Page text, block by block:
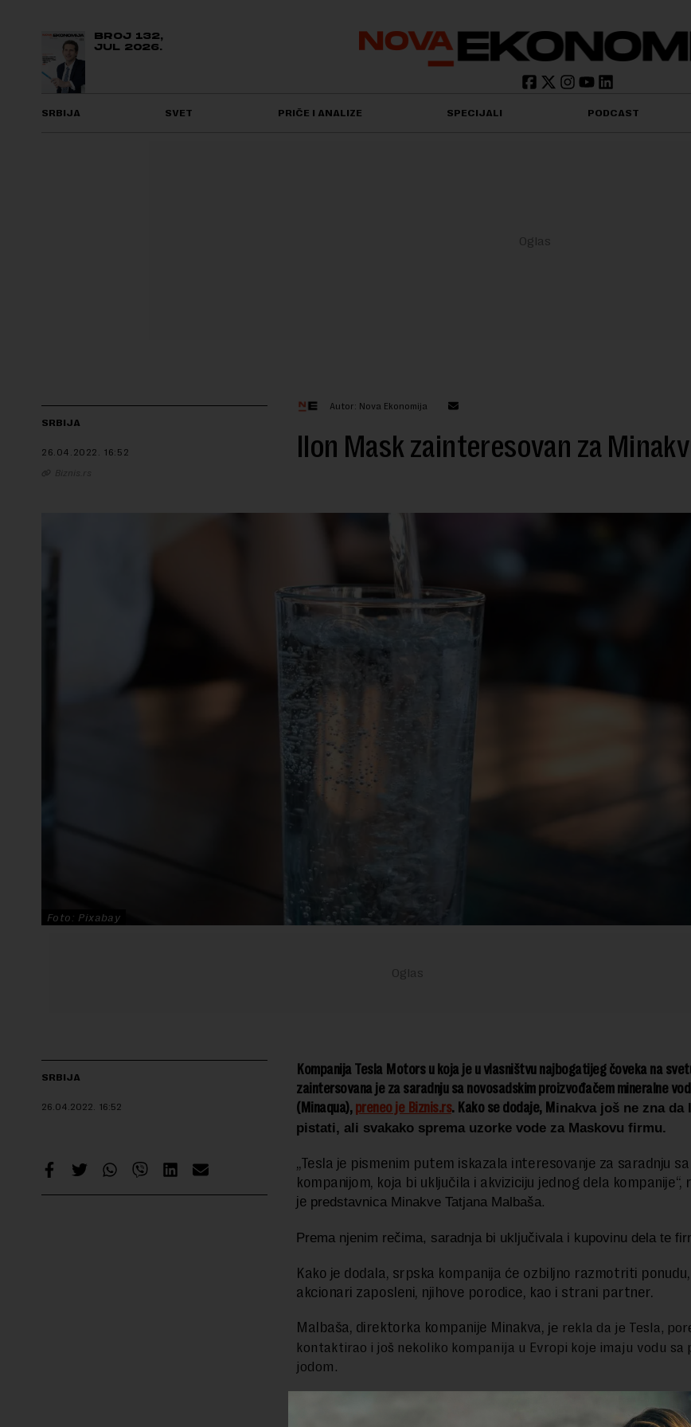
BROJ 132,
JUL 2026.
SRBIJA SVET PRIČE I ANALIZE SPECIJALI PODCAST
SRBIJA
26.04.2022. 16:52
Biznis.rs
Autor: Nova Ekonomija
Ilon Mask zainteresovan za
Foto: Pixabay
SRBIJA
26.04.2022. 16:52
Kompanija Tesla Motors u koja je u vlasništvu najbogatijeg čoveka na
zaintersovana je za saradnju sa novosadskim proizvođačem mineralne
(Minaqua), preneo je Biznis.rs. Kako se dodaje, M inakva još ne zna da
pistati, ali svakako sprema uzorke vode za Maskovu firmu.
„Tesla je pismenim putem iskazala interesovanje za saradnju
kompanijom, koja bi uključila i akviziciju jednog dela kompanije“,
je predstavnica Minakve Tatjana Malbaša.
Prema njenim rečima, saradnja bi uključivala i kupovinu dela te
Kako je dodala, srpska kompanija će ozbiljno razmotriti
akcionari zaposleni, njihove porodice, kao i strani partner.
Malbaša, direktorka kompanije Minakva, je rekla da je Tesla,
kontaktirao i još nekoliko kompanija u Evropi koje imaju vodu sa
jodom.